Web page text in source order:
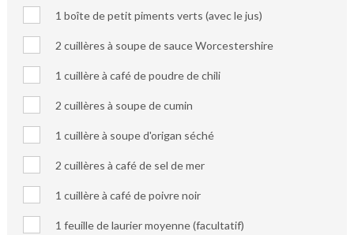
1 boîte de petit piments verts (avec le jus)
2 cuillères à soupe de sauce Worcestershire
1 cuillère à café de poudre de chili
2 cuillères à soupe de cumin
1 cuillère à soupe d'origan séché
2 cuillères à café de sel de mer
1 cuillère à café de poivre noir
1 feuille de laurier moyenne (facultatif)